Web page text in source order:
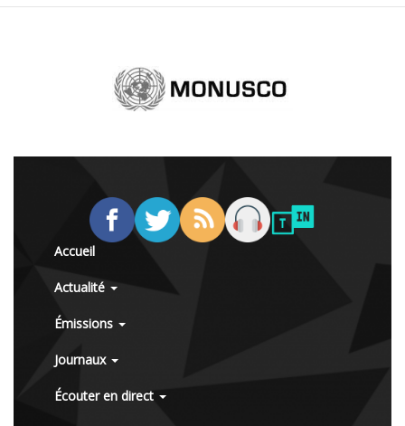
Accueil
Actualité
Émissions
Journaux
Écouter en direct